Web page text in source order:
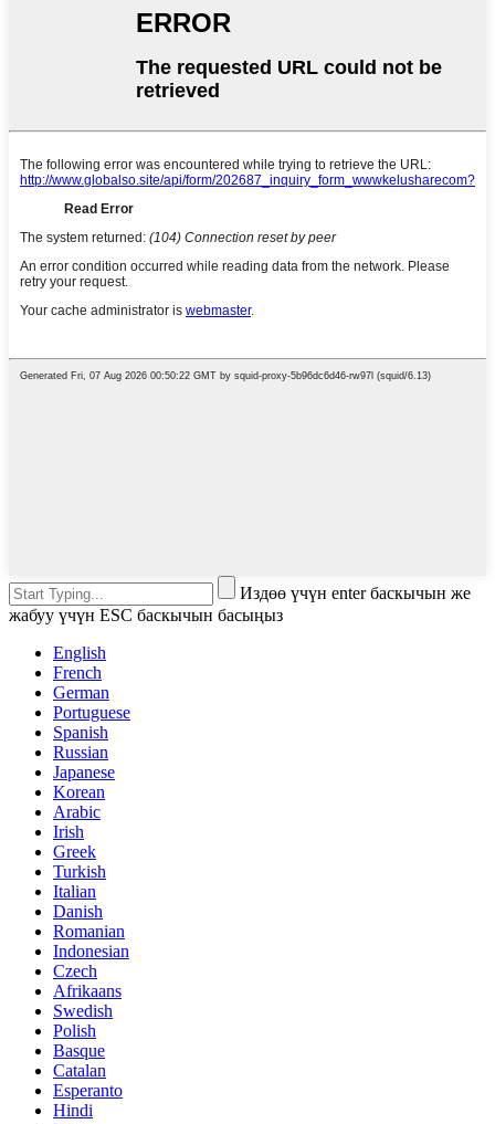
Издөө үчүн enter баскычын же
жабуу үчүн ESC баскычын басыңыз
English
French
German
Portuguese
Spanish
Russian
Japanese
Korean
Arabic
Irish
Greek
Turkish
Italian
Danish
Romanian
Indonesian
Czech
Afrikaans
Swedish
Polish
Basque
Catalan
Esperanto
Hindi